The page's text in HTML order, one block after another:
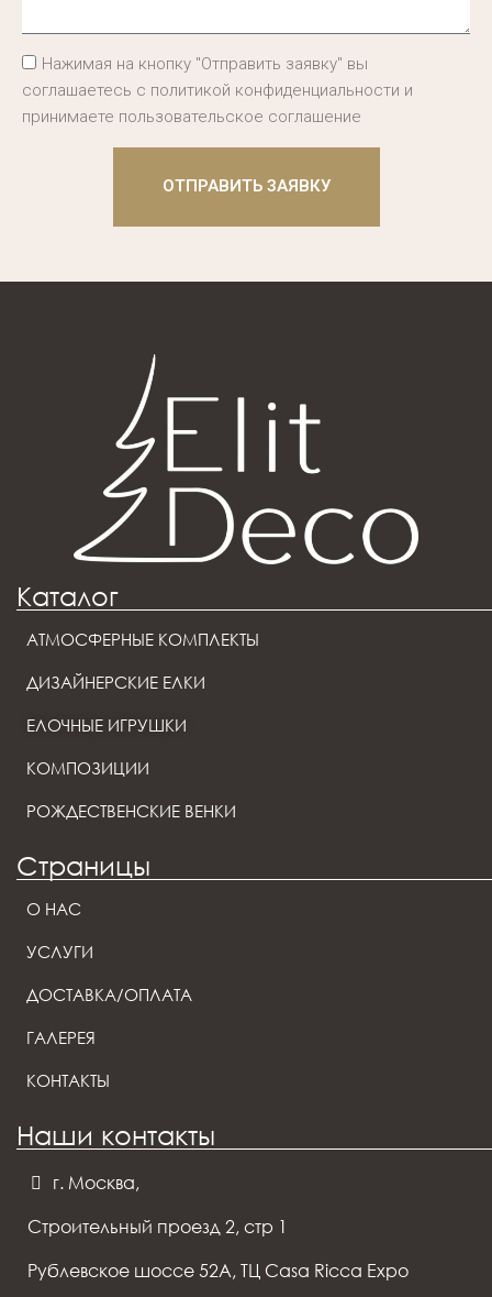
Нажимая на кнопку "Отправить заявку" вы
соглашаетесь с политикой конфиденциальности и
принимаете пользовательское соглашение
ОТПРАВИТЬ ЗАЯВКУ
Каталог
АТМОСФЕРНЫЕ КОМПЛЕКТЫ
ДИЗАЙНЕРСКИЕ ЕЛКИ
ЕЛОЧНЫЕ ИГРУШКИ
КОМПОЗИЦИИ
РОЖДЕСТВЕНСКИЕ ВЕНКИ
Страницы
О НАС
УСЛУГИ
ДОСТАВКА/ОПЛАТА
ГАЛЕРЕЯ
КОНТАКТЫ
Наши контакты
г. Москва,
Строительный проезд 2, стр 1
Рублевское шоссе 52А, ТЦ Casa Ricca Expo